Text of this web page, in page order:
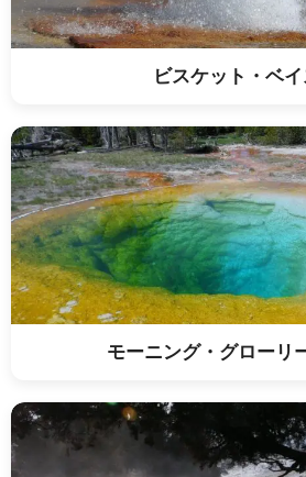
ビスケット・ベ
モーニング・グローリ